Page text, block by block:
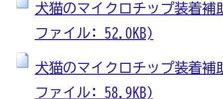
犬猫のマイクロチップ装着補
ファイル: 52.0KB)
犬猫のマイクロチップ装着補
ファイル: 58.9KB)